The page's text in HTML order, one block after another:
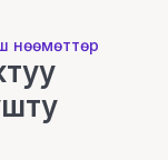
нөөмөттөр